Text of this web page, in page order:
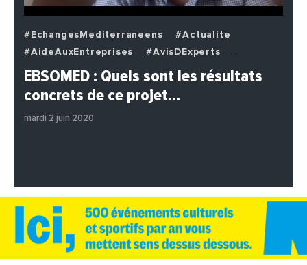
#EchangesMediterraneens
#Actualite
#AideAuxEntreprises
#AvisDExperts
#BuzzNews
#Decideurs
#Entreprises
#Institutions
EBSOMED : Quels sont les résultats
concrets de ce projet…
mardi 2 juin 2020